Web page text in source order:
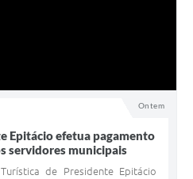
Ontem
Epitácio efetua pagamento
servidores municipais
de Presidente Epitácio